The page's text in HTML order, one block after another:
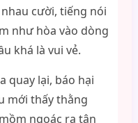
cười, tiếng nói
như hòa vào dòng
khá là vui vẻ.
quay lại, báo hại
mới thấy thằng
ngoác ra tận